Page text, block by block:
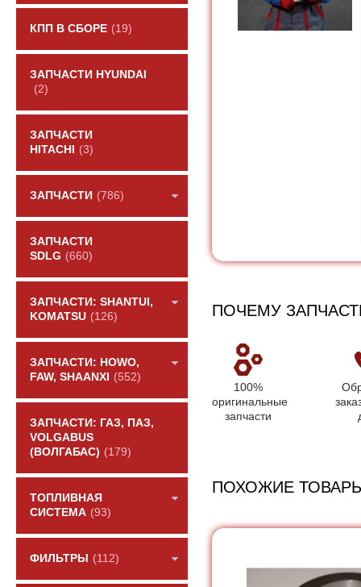
КПП В СБОРЕ (19)
ЗАПЧАСТИ HYUNDAI
(2)
ЗАПЧАСТИ
HITACHI
(3)
ЗАПЧАСТИ (786)
ЗАПЧАСТИ
SDLG (660)
ЗАПЧАСТИ: SHANTUI,
KOMATSU (126)
ЗАПЧАСТИ: HOWO,
FAW, SHAANXI
(552)
ЗАПЧАСТИ: ГАЗ, ПАЗ,
VOLGABUS
(ВОЛГАБАС) (179)
ТОПЛИВНАЯ
СИСТЕМА (93)
ФИЛЬТРЫ (112)
ПОЧЕМУ
100%
оригинальные
запчасти
ПОХОЖИЕ